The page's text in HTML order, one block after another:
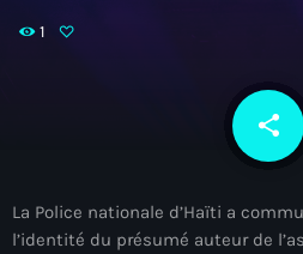
À Propos
1
share
email
La Police nationale d’Haïti a
l’identité du présumé auteur de